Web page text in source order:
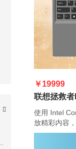
￥19999
使用 Intel Core 和 NVIDIA GeForce RTX 40 系列播
放精彩内容
Engine+ 让